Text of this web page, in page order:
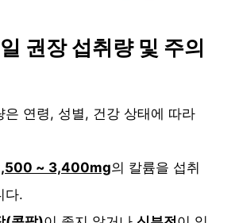
권장 섭취량 및 주의
은 연령, 성별, 건강 상태에 따라
~ 3,400mg의 칼륨을 섭취
다.